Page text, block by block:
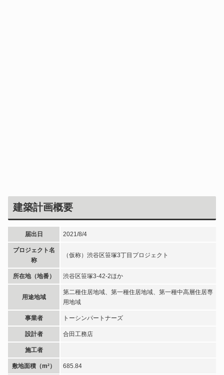
建築計画概要
届出日 2021/8/4
プロジェクト名
称
（仮称）渋谷区笹塚3丁目プロジェクト
所在地（地番） 渋谷区笹塚3-42-2ほか
用途地域
第二種住居地域、第一種住居地域、第一種中高層住居専
用地域
事業者 トーシンパートナーズ
設計者 合田工務店
施工者
敷地面積（m²） 685.84